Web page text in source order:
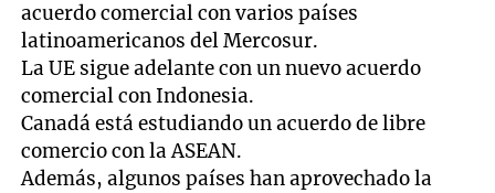
acuerdo comercial con varios países
latinoamericanos del Mercosur.
La UE sigue adelante con un nuevo acuerdo
comercial con Indonesia.
Canadá está estudiando un acuerdo de libre
comercio con la ASEAN.
Además, algunos países han aprovechado la